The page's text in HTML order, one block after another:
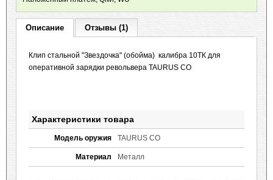
Описание Отзывы (1)
Клип стальной "Звездочка" (обойма) калибра 10ТК для
оперативной зарядки револьвера TAURUS CO
Характеристики товара
Модель оружия TAURUS CO
Материал Металл